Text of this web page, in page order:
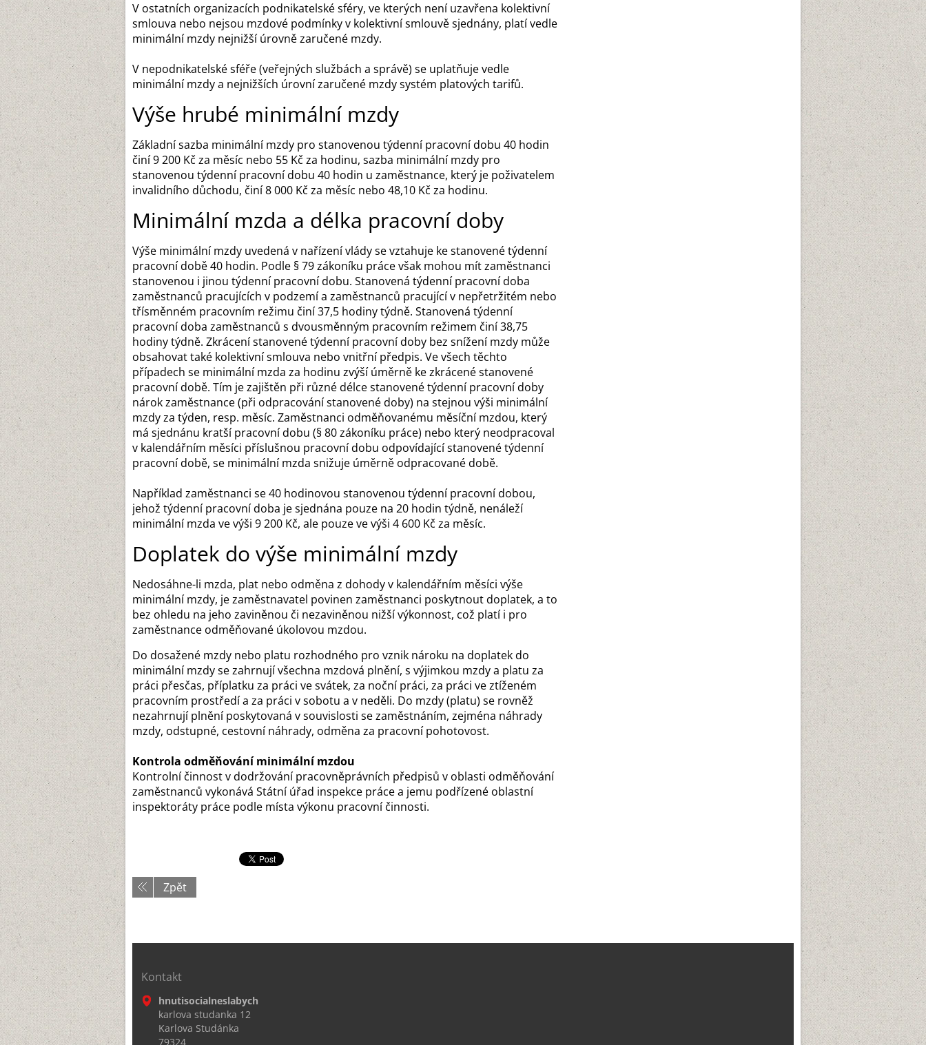
V ostatních organizacích podnikatelské sféry, ve kterých není uzavřena kolektivní
smlouva nebo nejsou mzdové podmínky v kolektivní smlouvě sjednány, platí vedle
minimální mzdy nejnižší úrovně zaručené mzdy.
V nepodnikatelské sféře (veřejných službách a správě) se uplatňuje vedle
minimální mzdy a nejnižších úrovní zaručené mzdy systém platových tarifů.
Výše hrubé minimální mzdy
Základní sazba minimální mzdy pro stanovenou týdenní pracovní dobu 40 hodin
činí 9 200 Kč za měsíc nebo 55 Kč za hodinu, sazba minimální mzdy pro
stanovenou týdenní pracovní dobu 40 hodin u zaměstnance, který je poživatelem
invalidního důchodu, činí 8 000 Kč za měsíc nebo 48,10 Kč za hodinu.
Minimální mzda a délka pracovní doby
Výše minimální mzdy uvedená v nařízení vlády se vztahuje ke stanovené týdenní
pracovní době 40 hodin. Podle § 79 zákoníku práce však mohou mít zaměstnanci
stanovenou i jinou týdenní pracovní dobu. Stanovená týdenní pracovní doba
zaměstnanců pracujících v podzemí a zaměstnanců pracující v nepřetržitém nebo
třísměnném pracovním režimu činí 37,5 hodiny týdně. Stanovená týdenní
pracovní doba zaměstnanců s dvousměnným pracovním režimem činí 38,75
hodiny týdně. Zkrácení stanovené týdenní pracovní doby bez snížení mzdy může
obsahovat také kolektivní smlouva nebo vnitřní předpis. Ve všech těchto
případech se minimální mzda za hodinu zvýší úměrně ke zkrácené stanovené
pracovní době. Tím je zajištěn při různé délce stanovené týdenní pracovní doby
nárok zaměstnance (při odpracování stanovené doby) na stejnou výši minimální
mzdy za týden, resp. měsíc. Zaměstnanci odměňovanému měsíční mzdou, který
má sjednánu kratší pracovní dobu (§ 80 zákoníku práce) nebo který neodpracoval
v kalendářním měsíci příslušnou pracovní dobu odpovídající stanovené týdenní
pracovní době, se minimální mzda snižuje úměrně odpracované době.
Například zaměstnanci se 40 hodinovou stanovenou týdenní pracovní dobou,
jehož týdenní pracovní doba je sjednána pouze na 20 hodin týdně, nenáleží
minimální mzda ve výši 9 200 Kč, ale pouze ve výši 4 600 Kč za měsíc.
Doplatek do výše minimální mzdy
Nedosáhne-li mzda, plat nebo odměna z dohody v kalendářním měsíci výše
minimální mzdy, je zaměstnavatel povinen zaměstnanci poskytnout doplatek, a to
bez ohledu na jeho zaviněnou či nezaviněnou nižší výkonnost, což platí i pro
zaměstnance odměňované úkolovou mzdou.
Do dosažené mzdy nebo platu rozhodného pro vznik nároku na doplatek do
minimální mzdy se zahrnují všechna mzdová plnění, s výjimkou mzdy a platu za
práci přesčas, příplatku za práci ve svátek, za noční práci, za práci ve ztíženém
pracovním prostředí a za práci v sobotu a v neděli. Do mzdy (platu) se rovněž
nezahrnují plnění poskytovaná v souvislosti se zaměstnáním, zejména náhrady
mzdy, odstupné, cestovní náhrady, odměna za pracovní pohotovost.
Kontrola odměňování minimální mzdou
Kontrolní činnost v dodržování pracovněprávních předpisů v oblasti odměňování
zaměstnanců vykonává Státní úřad inspekce práce a jemu podřízené oblastní
inspektoráty práce podle místa výkonu pracovní činnosti.
Zpět
Kontakt
hnutisocialneslabych
karlova studanka 12
Karlova Studánka
79324